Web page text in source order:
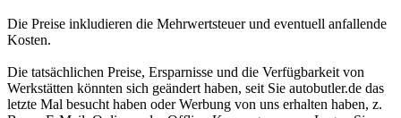
Die Preise inkludieren die Mehrwertsteuer und eventuell anfallende
Kosten.
Die tatsächlichen Preise, Ersparnisse und die Verfügbarkeit von
Werkstätten könnten sich geändert haben, seit Sie autobutler.de das
letzte Mal besucht haben oder Werbung von uns erhalten haben, z.